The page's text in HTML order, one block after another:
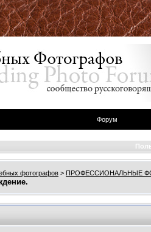
Форум
фотографов > ПРОФЕССИОНАЛЬНЫЕ